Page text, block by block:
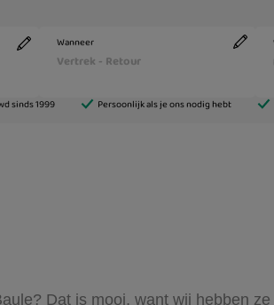
Dat is mooi, want wij hebben